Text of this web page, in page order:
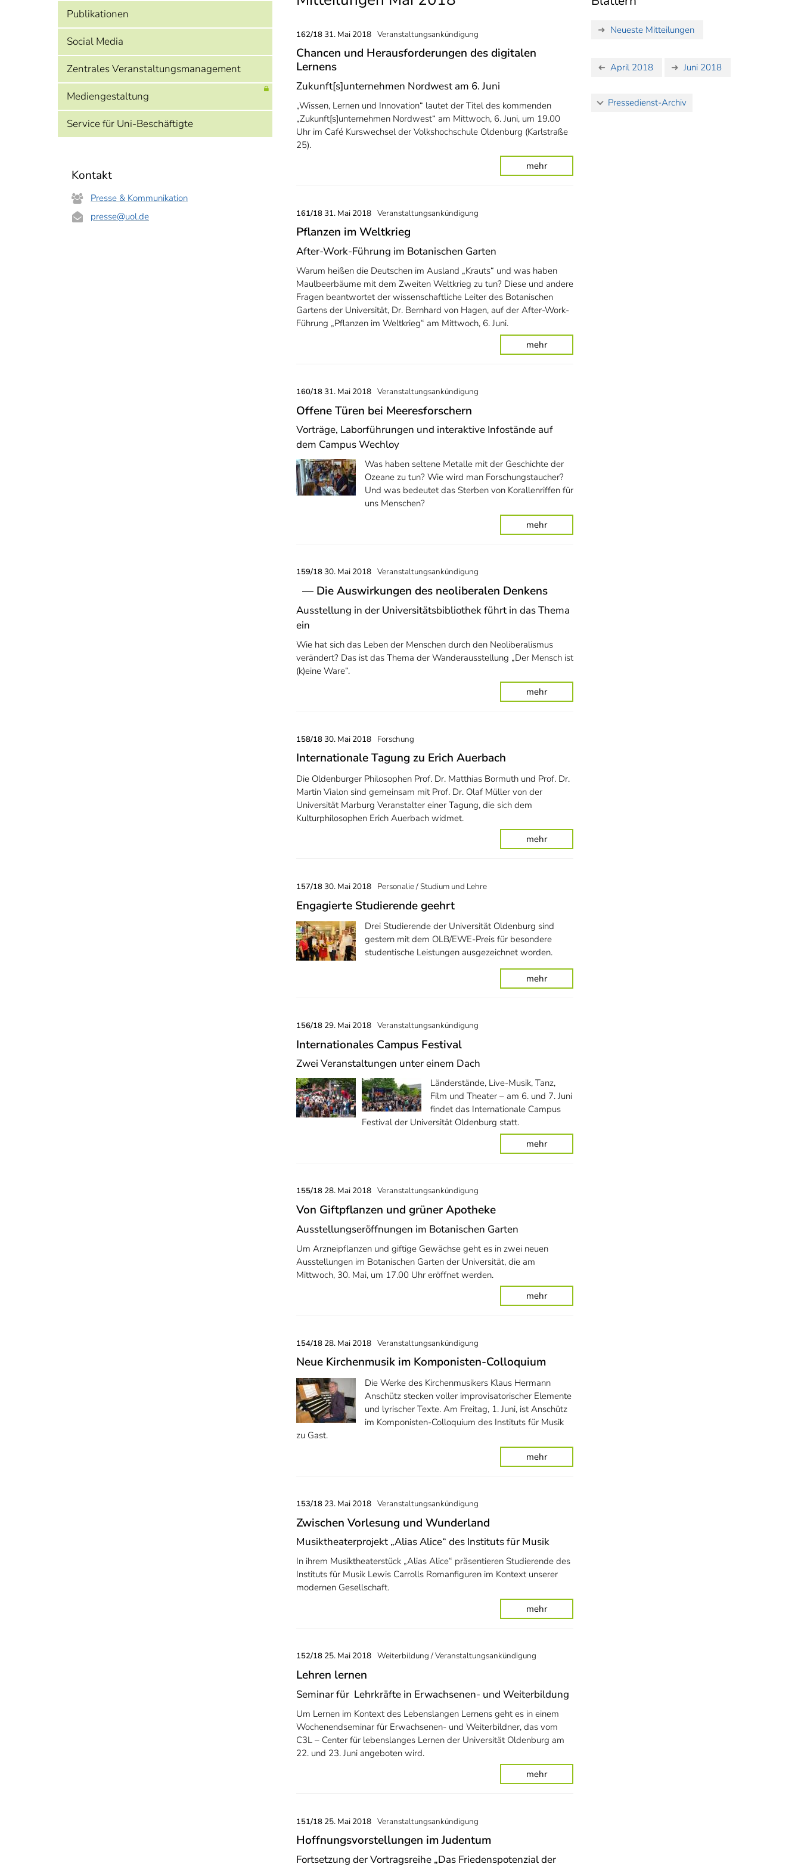
Publikationen
Social Media
Zentrales Veranstaltungsmanagement
Mediengestaltung
Service für Uni-Beschäftigte
Kontakt
Presse & Kommunikation
presse@uol.de
162/18 31. Mai 2018 Veranstaltungsankündigung
Chancen und Herausforderungen des digitalen
Lernens
Zukunft[s]unternehmen Nordwest am 6. Juni
„Wissen, Lernen und Innovation“ lautet der Titel des kommenden
„Zukunft[s]unternehmen Nordwest“ am Mittwoch, 6. Juni, um 19.00
Uhr im Café Kurswechsel der Volkshochschule Oldenburg (Karlstraße
25).
mehr
161/18 31. Mai 2018 Veranstaltungsankündigung
Pflanzen im Weltkrieg
After-Work-Führung im Botanischen Garten
Warum heißen die Deutschen im Ausland „Krauts“ und was haben
Maulbeerbäume mit dem Zweiten Weltkrieg zu tun? Diese und andere
Fragen beantwortet der wissenschaftliche Leiter des Botanischen
Gartens der Universität, Dr. Bernhard von Hagen, auf der After-Work-
Führung „Pflanzen im Weltkrieg“ am Mittwoch, 6. Juni.
mehr
160/18 31. Mai 2018 Veranstaltungsankündigung
Offene Türen bei Meeresforschern
Vorträge, Laborführungen und interaktive Infostände auf
dem Campus Wechloy
Was haben seltene Metalle mit der Geschichte der
Ozeane zu tun? Wie wird man Forschungstaucher?
Und was bedeutet das Sterben von Korallenriffen für
uns Menschen?
mehr
159/18 30. Mai 2018 Veranstaltungsankündigung
— Die Auswirkungen des neoliberalen Denkens
Ausstellung in der Universitätsbibliothek führt in das Thema
ein
Wie hat sich das Leben der Menschen durch den Neoliberalismus
verändert? Das ist das Thema der Wanderausstellung „Der Mensch ist
(k)eine Ware“.
mehr
158/18 30. Mai 2018 Forschung
Internationale Tagung zu Erich Auerbach
Die Oldenburger Philosophen Prof. Dr. Matthias Bormuth und Prof. Dr.
Martin Vialon sind gemeinsam mit Prof. Dr. Olaf Müller von der
Universität Marburg Veranstalter einer Tagung, die sich dem
Kulturphilosophen Erich Auerbach widmet.
mehr
157/18 30. Mai 2018 Personalie / Studium und Lehre
Engagierte Studierende geehrt
Drei Studierende der Universität Oldenburg sind
gestern mit dem OLB/EWE-Preis für besondere
studentische Leistungen ausgezeichnet worden.
mehr
156/18 29. Mai 2018 Veranstaltungsankündigung
Internationales Campus Festival
Zwei Veranstaltungen unter einem Dach
Länderstände, Live-Musik, Tanz,
Film und Theater – am 6. und 7. Juni
findet das Internationale Campus
Festival der Universität Oldenburg statt.
mehr
155/18 28. Mai 2018 Veranstaltungsankündigung
Von Giftpflanzen und grüner Apotheke
Ausstellungseröffnungen im Botanischen Garten
Um Arzneipflanzen und giftige Gewächse geht es in zwei neuen
Ausstellungen im Botanischen Garten der Universität, die am
Mittwoch, 30. Mai, um 17.00 Uhr eröffnet werden.
mehr
154/18 28. Mai 2018 Veranstaltungsankündigung
Neue Kirchenmusik im Komponisten-Colloquium
Die Werke des Kirchenmusikers Klaus Hermann
Anschütz stecken voller improvisatorischer Elemente
und lyrischer Texte. Am Freitag, 1. Juni, ist Anschütz
im Komponisten-Colloquium des Instituts für Musik
zu Gast.
mehr
153/18 23. Mai 2018 Veranstaltungsankündigung
Zwischen Vorlesung und Wunderland
Musiktheaterprojekt „Alias Alice“ des Instituts für Musik
In ihrem Musiktheaterstück „Alias Alice“ präsentieren Studierende des
Instituts für Musik Lewis Carrolls Romanfiguren im Kontext unserer
modernen Gesellschaft.
mehr
152/18 25. Mai 2018 Weiterbildung / Veranstaltungsankündigung
Lehren lernen
Seminar für Lehrkräfte in Erwachsenen- und Weiterbildung
Um Lernen im Kontext des Lebenslangen Lernens geht es in einem
Wochenendseminar für Erwachsenen- und Weiterbildner, das vom
C3L – Center für lebenslanges Lernen der Universität Oldenburg am
22. und 23. Juni angeboten wird.
mehr
151/18 25. Mai 2018 Veranstaltungsankündigung
Hoffnungsvorstellungen im Judentum
Fortsetzung der Vortragsreihe „Das Friedenspotenzial der
Neueste Mitteilungen
April 2018 Juni 2018
Pressedienst-Archiv